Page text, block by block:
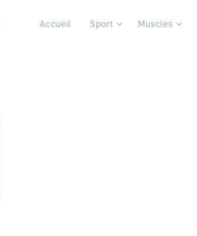
Accueil Sport Muscles